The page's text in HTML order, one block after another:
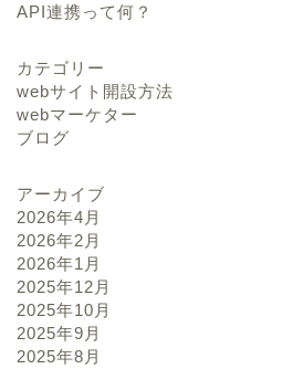
API連携って何？
カテゴリー
webサイト開設方法
webマーケター
ブログ
アーカイブ
2026年4月
2026年2月
2026年1月
2025年12月
2025年10月
2025年9月
2025年8月